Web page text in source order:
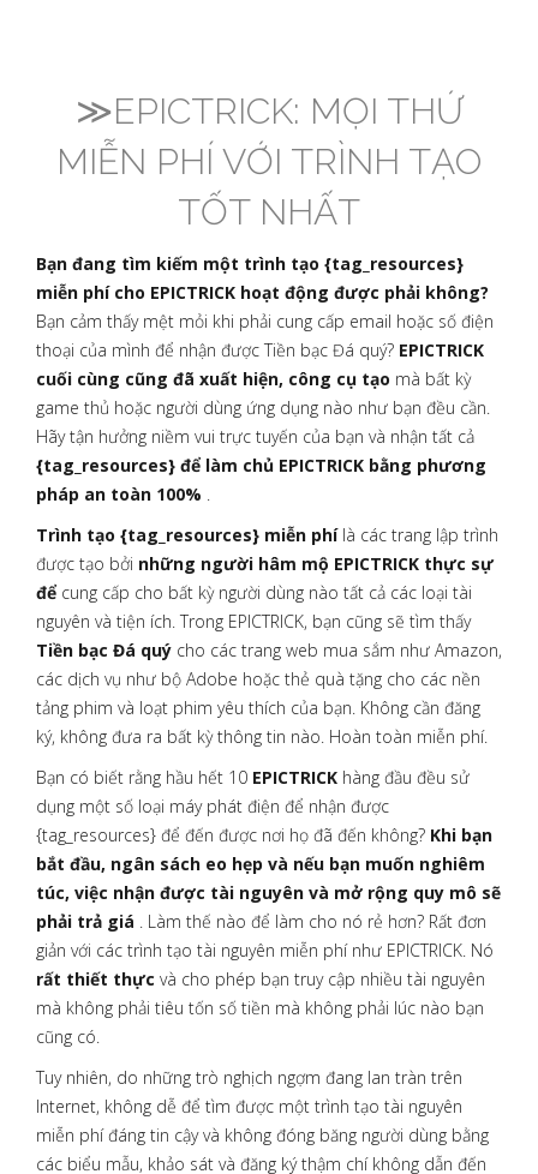
≫EPICTRICK: MỌI THỨ
MIỄN PHÍ VỚI TRÌNH TẠO
TỐT NHẤT
Bạn đang tìm kiếm một trình tạo {tag_resources}
miễn phí cho EPICTRICK hoạt động được phải không?
Bạn cảm thấy mệt mỏi khi phải cung cấp email hoặc số điện
thoại của mình để nhận được Tiền bạc Đá quý? EPICTRICK
cuối cùng cũng đã xuất hiện, công cụ tạo mà bất kỳ
game thủ hoặc người dùng ứng dụng nào như bạn đều cần.
Hãy tận hưởng niềm vui trực tuyến của bạn và nhận tất cả
{tag_resources} để làm chủ EPICTRICK bằng phương
pháp an toàn 100% .
Trình tạo {tag_resources} miễn phílà các trang lập trình
được tạo bởi những người hâm mộ EPICTRICK thực sự
để cung cấp cho bất kỳ người dùng nào tất cả các loại tài
nguyên và tiện ích. Trong EPICTRICK, bạn cũng sẽ tìm thấy
Tiền bạc Đá quý cho các trang web mua sắm như Amazon,
các dịch vụ như bộ Adobe hoặc thẻ quà tặng cho các nền
tảng phim và loạt phim yêu thích của bạn. Không cần đăng
ký, không đưa ra bất kỳ thông tin nào. Hoàn toàn miễn phí.
Bạn có biết rằng hầu hết 10 EPICTRICK hàng đầu đều sử
dụng một số loại máy phát điện để nhận được
{tag_resources} để đến được nơi họ đã đến không? Khi bạn
bắt đầu, ngân sách eo hẹp và nếu bạn muốn nghiêm
túc, việc nhận được tài nguyên và mở rộng quy mô sẽ
phải trả giá . Làm thế nào để làm cho nó rẻ hơn? Rất đơn
giản với các trình tạo tài nguyên miễn phí như EPICTRICK. Nó
rất thiết thực và cho phép bạn truy cập nhiều tài nguyên
mà không phải tiêu tốn số tiền mà không phải lúc nào bạn
cũng có.
Tuy nhiên, do những trò nghịch ngợm đang lan tràn trên
Internet, không dễ để tìm được một trình tạo tài nguyên
miễn phí đáng tin cậy và không đóng băng người dùng bằng
các biểu mẫu, khảo sát và đăng ký thậm chí không dẫn đến